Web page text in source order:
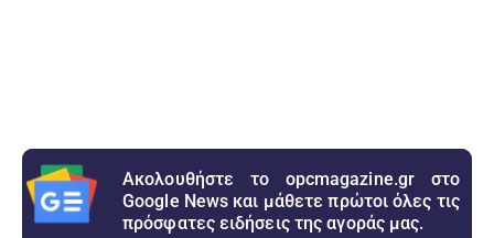
Ακολουθήστε το opcmagazine.gr στο
Google News και μάθετε πρώτοι όλες τις
πρόσφατες ειδήσεις της αγοράς μας.